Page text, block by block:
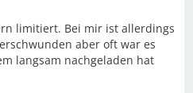
limitiert. Bei mir ist allerdings
aber oft war es
langsam nachgeladen hat